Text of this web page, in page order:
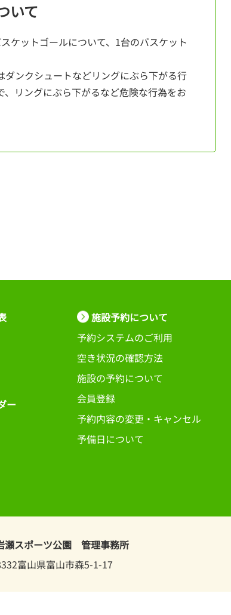
いて
ケットゴールについて、1台のバスケット
ンクシュートなどリングにぶら下がる行
リングにぶら下がるなど危険な行為をお
ー
施設予約について
予約システムのご利用
空き状況の確認方法
施設の予約について
会員登録
予約内容の変更・キャンセル
予備日について
瀬スポーツ公園 管理事務所
富山県富山市森5-1-17